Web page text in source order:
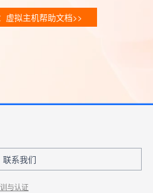
虚拟主机帮助文档>>